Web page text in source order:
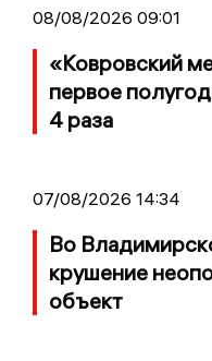
08/08/2026 09:01
«Ковровский
первое
4 раза
07/08/2026 14:34
Во
крушение
объект